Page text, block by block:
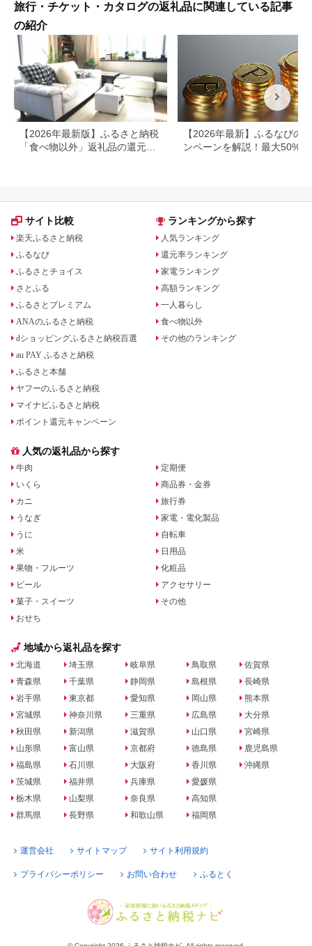
旅行・チケット・カタログの返礼品に関連している記事
の紹介
【2026年最新版】ふるさと納税
「食べ物以外」返礼品の還元率
【2026年最新】ふるなびの
ンペーンを解説！最大50%還
サイト比較
楽天ふるさと納税
ふるなび
ふるさとチョイス
さとふる
ふるさとプレミアム
ANAのふるさと納税
dショッピングふるさと納税百選
au PAY ふるさと納税
ふるさと本舗
ヤフーのふるさと納税
マイナビふるさと納税
ポイント還元キャンペーン
ランキングから探す
人気ランキング
還元率ランキング
家電ランキング
高額ランキング
一人暮らし
食べ物以外
その他のランキング
人気の返礼品から探す
牛肉
いくら
カニ
うなぎ
うに
米
果物・フルーツ
ビール
菓子・スイーツ
おせち
定期便
商品券・金券
旅行券
家電・電化製品
自転車
日用品
化粧品
アクセサリー
その他
地域から返礼品を探す
北海道
青森県
岩手県
宮城県
秋田県
山形県
福島県
茨城県
栃木県
群馬県
埼玉県
千葉県
東京都
神奈川県
新潟県
富山県
石川県
福井県
山梨県
長野県
岐阜県
静岡県
愛知県
三重県
滋賀県
京都府
大阪府
兵庫県
奈良県
和歌山県
鳥取県
島根県
岡山県
広島県
山口県
徳島県
香川県
愛媛県
高知県
福岡県
佐賀県
長崎県
熊本県
大分県
宮崎県
鹿児島県
沖縄県
運営会社 サイトマップ サイト利用規約
プライバシーポリシー お問い合わせ ふるとく